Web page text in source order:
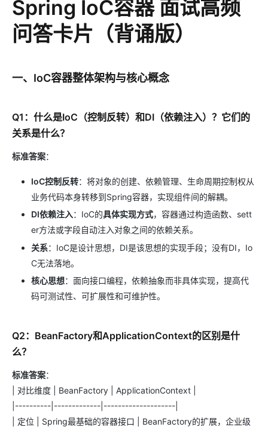
Spring IoC容器 面试高频
问答卡片（背诵版）
一、IoC容器整体架构与核心概念
Q1：什么是IoC（控制反转）和DI（依赖注入）？它们的
关系是什么？
标准答案：
IoC控制反转：将对象的创建、依赖管理、生命周期控制权从
业务代码本身转移到Spring容器，实现组件间的解耦。
DI依赖注入：IoC的具体实现方式，容器通过构造函数、sett
er方法或字段自动注入对象之间的依赖关系。
关系：IoC是设计思想，DI是该思想的实现手段；没有DI，Io
C无法落地。
核心思想：面向接口编程，依赖抽象而非具体实现，提高代
码可测试性、可扩展性和可维护性。
Q2：BeanFactory和ApplicationContext的区别是什
么？
标准答案：
| 对比维度 | BeanFactory | ApplicationContext |
|----------|-------------|--------------------|
| 定位 | Spring最基础的容器接口 | BeanFactory的扩展，企业级